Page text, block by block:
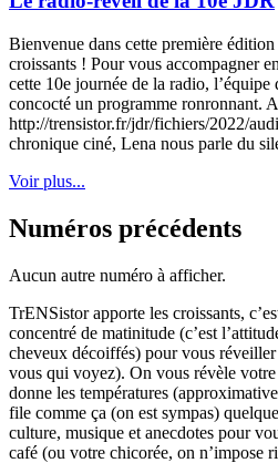
Bienvenue dans cette première
croissants ! Pour vous accompagner
cette 10e journée de la radio, l’équipe
concocté un programme ronronnant.
http://trensistor.fr/jdr/fichiers/2022/
chronique ciné, Lena nous parle du
Voir plus...
Numéros précédents
Aucun autre numéro à afficher.
TrENSistor apporte les croissants,
concentré de matinitude (c’est
cheveux décoiffés) pour vous réveiller
vous qui voyez). On vous révèle
donne les températures
file comme ça (on est sympas)
culture, musique et anecdotes pour
café (ou votre chicorée, on n’impose